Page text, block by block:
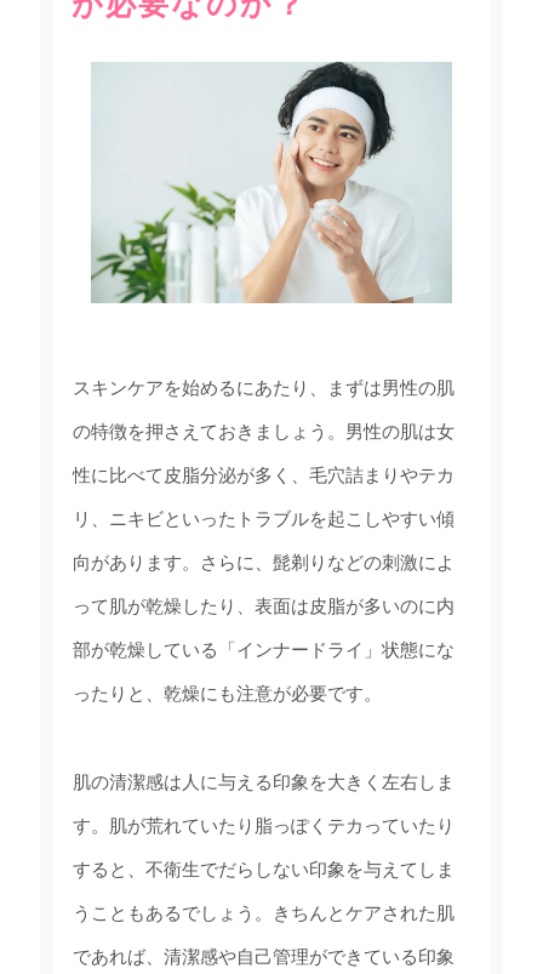
スキンケアを始めるにあたり、まずは男性の肌
の特徴を押さえておきましょう。男性の肌は女
性に比べて皮脂分泌が多く、毛穴詰まりやテカ
リ、ニキビといったトラブルを起こしやすい傾
向があります。さらに、髭剃りなどの刺激によ
って肌が乾燥したり、表面は皮脂が多いのに内
部が乾燥している「インナードライ」状態にな
ったりと、乾燥にも注意が必要です。
肌の清潔感は人に与える印象を大きく左右しま
す。肌が荒れていたり脂っぽくテカっていたり
すると、不衛生でだらしない印象を与えてしま
うこともあるでしょう。きちんとケアされた肌
であれば、清潔感や自己管理ができている印象